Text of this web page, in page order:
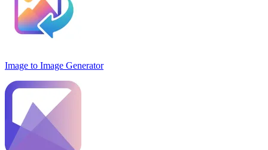
Image to Image Generator